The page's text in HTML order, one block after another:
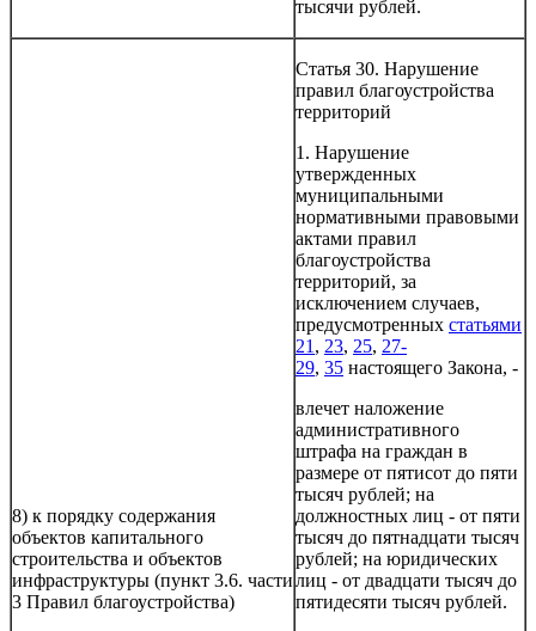
тысячи рублей.
8) к порядку содержания
объектов капитального
строительства и объектов
инфраструктуры (пункт 3.6. части
3 Правил благоустройства)
Статья 30. Нарушение
правил благоустройства
территорий
1. Нарушение
утвержденных
муниципальными
нормативными правовыми
актами правил
благоустройства
территорий, за
исключением случаев,
предусмотренных статьями
21 , 23, 25, 27-
29, 35 настоящего Закона, -
влечет наложение
административного
штрафа на граждан в
размере от пятисот до пяти
тысяч рублей; на
должностных лиц - от пяти
тысяч до пятнадцати тысяч
рублей; на юридических
лиц - от двадцати тысяч до
пятидесяти тысяч рублей.